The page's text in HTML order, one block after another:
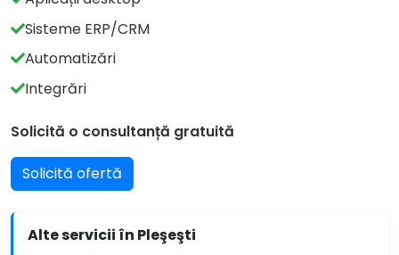
Sisteme ERP/CRM
Automatizări
Integrări
Solicită o consultanță gratuită
Solicită ofertă
Alte servicii în Pleşeşti